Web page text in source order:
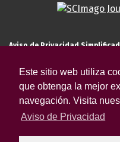
Este sitio web utiliza
que obtenga la mejor
navegación. Visita
Aviso de Privacidad
Aviso de Privacidad
El Instituto de Investigaciones
tratamiento de sus datos
alumno, docente, personal de la
invitado externo (nacional o
anteriormente descritas u otras
autoridades competentes podrá